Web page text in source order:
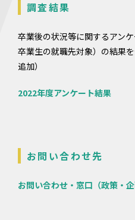
調査結果
卒業後の状況等に関するアン
卒業生の就職先対象）の結果
追加）
2022年度アンケート結果
お問い合わせ先
お問い合わせ・窓口（政策・企